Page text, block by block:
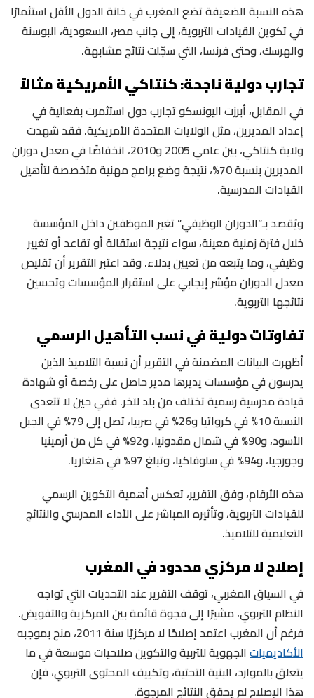
هذه النسبة الضعيفة تضع المغرب في خانة الدول الأقل استثمارًا
في تكوين القيادات التربوية، إلى جانب مصر، السعودية، البوسنة
والهرسك، وحتى فرنسا، التي سجّلت نتائج مشابهة.
تجارب دولية ناجحة: كنتاكي الأمريكية مثالاً
في المقابل، أبرزت اليونسكو تجارب دول استثمرت بفعالية في
إعداد المديرين، مثل الولايات المتحدة الأمريكية. فقد شهدت
ولاية كنتاكي، بين عامي 2005 و2010، انخفاضًا في معدل دوران
المديرين بنسبة 70%، نتيجة وضع برامج مهنية متخصصة لتأهيل
القيادات المدرسية.
ويُقصد بـ”الدوران الوظيفي” تغير الموظفين داخل المؤسسة
خلال فترة زمنية معينة، سواء نتيجة استقالة أو تقاعد أو تغيير
وظيفي، وما يتبعه من تعيين بدلاء. وقد اعتبر التقرير أن تقليص
معدل الدوران مؤشر إيجابي على استقرار المؤسسات وتحسين
نتائجها التربوية.
تفاوتات دولية في نسب التأهيل الرسمي
أظهرت البيانات المضمنة في التقرير أن نسبة التلاميذ الذين
يدرسون في مؤسسات يديرها مدير حاصل على رخصة أو شهادة
قيادة مدرسية رسمية تختلف من بلد لآخر. ففي حين لا تتعدى
النسبة 10% في كرواتيا و26% في صربيا، تصل إلى 79% في الجبل
الأسود، و90% في شمال مقدونيا، و92% في كل من أرمينيا
وجورجيا، و94% في سلوفاكيا، وتبلغ 97% في هنغاريا.
هذه الأرقام، وفق التقرير، تعكس أهمية التكوين الرسمي
للقيادات التربوية، وتأثيره المباشر على الأداء المدرسي والنتائج
التعليمية للتلاميذ.
إصلاح لا مركزي محدود في المغرب
في السياق المغربي، توقف التقرير عند التحديات التي تواجه
النظام التربوي، مشيرًا إلى فجوة قائمة بين المركزية والتفويض.
فرغم أن المغرب اعتمد إصلاحًا لا مركزيًا سنة 2011، منح بموجبه
الأكاديمياتالجهوية للتربية والتكوين صلاحيات موسعة في ما
يتعلق بالموارد، البنية التحتية، وتكييف المحتوى التربوي، فإن
هذا الإصلاح لم يحقق النتائج المرجوة.